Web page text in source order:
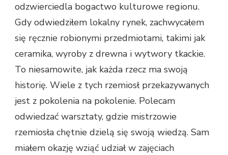
odzwierciedla bogactwo kulturowe regionu.
Gdy odwiedziłem lokalny rynek, zachwycałem
się ręcznie robionymi przedmiotami, takimi jak
ceramika, wyroby z drewna i wytwory tkackie.
To niesamowite, jak każda rzecz ma swoją
historię. Wiele z tych rzemiosł przekazywanych
jest z pokolenia na pokolenie. Polecam
odwiedzać warsztaty, gdzie mistrzowie
rzemiosła chętnie dzielą się swoją wiedzą. Sam
miałem okazję wziąć udział w zajęciach